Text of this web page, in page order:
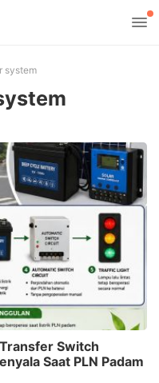
system
Switch
Saat PLN Padam